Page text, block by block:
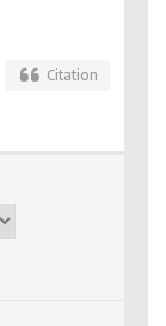
Citation